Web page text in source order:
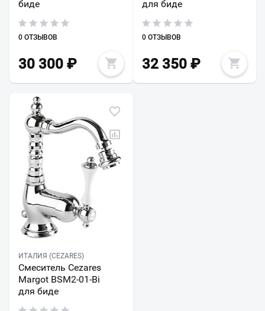
биде
0 ОТЗЫВОВ
30 300 ₽
для биде
0 ОТЗЫВОВ
32 350₽
ИТАЛИЯ (CEZARES)
Смеситель Cezares
Margot BSM2-01-Bi
для биде